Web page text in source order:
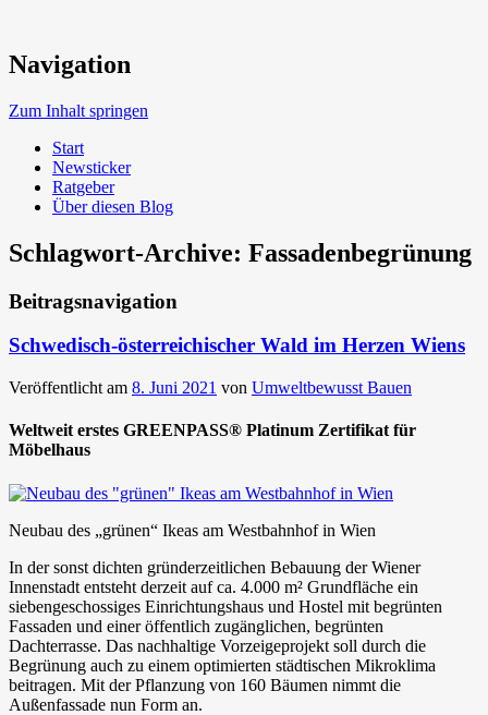
Umweltbewusst Bauen
Neue Trends beim Bauen der Zukunft
Navigation
Zum Inhalt springen
Start
Newsticker
Ratgeber
Über diesen Blog
Schlagwort-Archive: Fassadenbegrünung
Beitragsnavigation
Schwedisch-österreichischer Wald im Herzen Wiens
Veröffentlicht am 8. Juni 2021 von Umweltbewusst Bauen
Weltweit erstes GREENPASS® Platinum Zertifikat für
Möbelhaus
Neubau des „grünen“ Ikeas am Westbahnhof in Wien
In der sonst dichten gründerzeitlichen Bebauung der Wiener
Innenstadt entsteht derzeit auf ca. 4.000 m² Grundfläche ein
siebengeschossiges Einrichtungshaus und Hostel mit begrünten
Fassaden und einer öffentlich zugänglichen, begrünten
Dachterrasse. Das nachhaltige Vorzeigeprojekt soll durch die
Begrünung auch zu einem optimierten städtischen Mikroklima
beitragen. Mit der Pflanzung von 160 Bäumen nimmt die
Außenfassade nun Form an.